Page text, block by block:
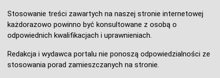
Stosowanie treści zawartych na naszej stronie internetowej
każdorazowo powinno być konsultowane z osobą o
odpowiednich kwalifikacjach i uprawnieniach.
Redakcja i wydawca portalu nie ponoszą odpowiedzialności ze
stosowania porad zamieszczanych na stronie.